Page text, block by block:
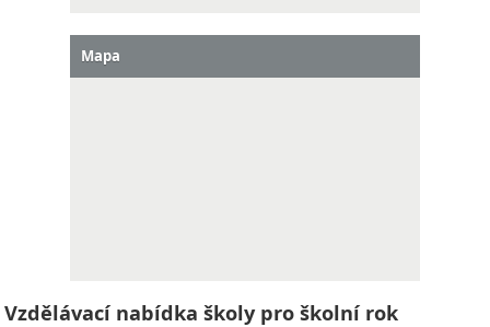
Mapa
Vzdělávací nabídka školy pro školní rok